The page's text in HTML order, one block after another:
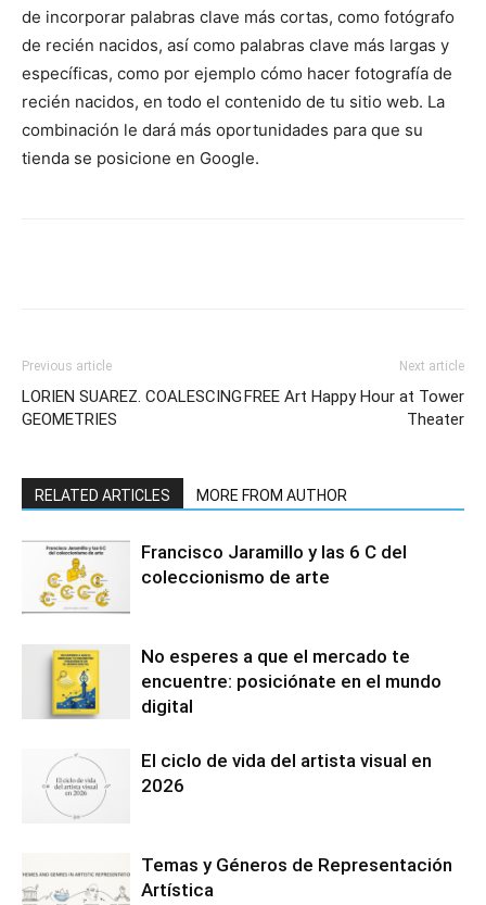
de incorporar palabras clave más cortas, como fotógrafo
de recién nacidos, así como palabras clave más largas y
específicas, como por ejemplo cómo hacer fotografía de
recién nacidos, en todo el contenido de tu sitio web. La
combinación le dará más oportunidades para que su
tienda se posicione en Google.
Previous article
LORIEN SUAREZ. COALESCING
GEOMETRIES
Next article
FREE Art Happy Hour at Tower
Theater
RELATED ARTICLES MORE FROM AUTHOR
Francisco Jaramillo y las 6 C del
coleccionismo de arte
No esperes a que el mercado te
encuentre: posiciónate en el mundo
digital
El ciclo de vida del artista visual en
2026
Temas y Géneros de Representación
Artística